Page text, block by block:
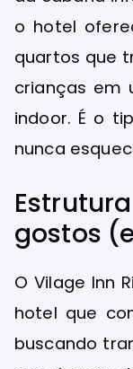
o hotel
quartos que
crianças em
indoor. É o
nunca
gostos
O Vilage Inn
hotel que
buscando